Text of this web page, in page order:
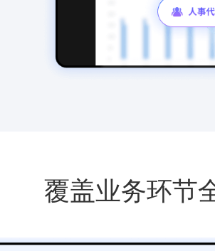
覆盖业务环节